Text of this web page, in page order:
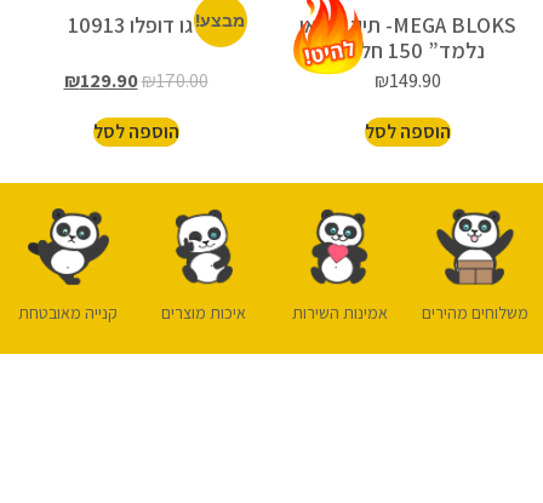
MEGA BLOKS- תיק “בואו
נלמד” 150 חלקים
₪149.90
הוספה לסל
מבצע!לגו דופלו 10913
₪170.00
₪129.90
הוספה לסל
משלוחים מהירים אמינות השירות איכות מוצרים קנייה מאובטחת